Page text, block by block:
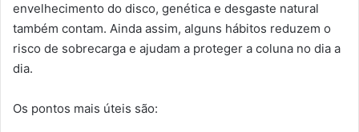
envelhecimento do disco, genética e desgaste natural
também contam. Ainda assim, alguns hábitos reduzem o
risco de sobrecarga e ajudam a proteger a coluna no dia a
dia.
Os pontos mais úteis são: